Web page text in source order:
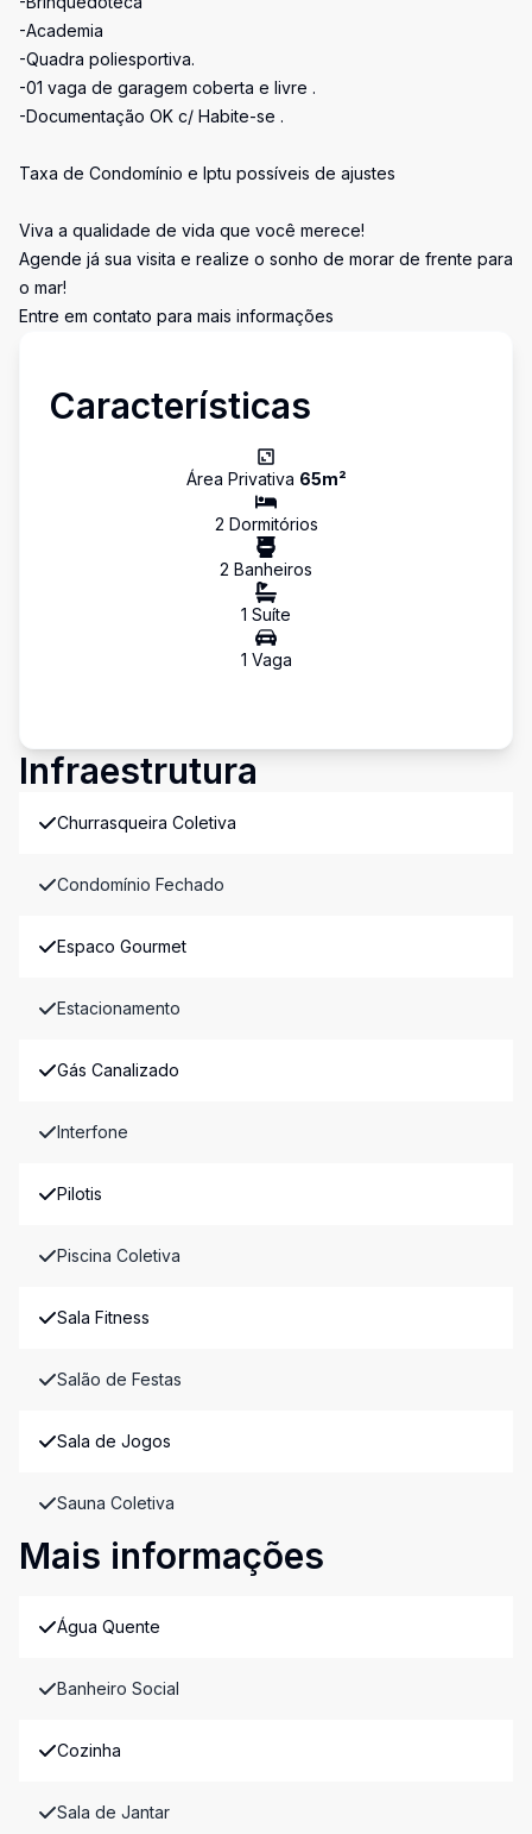
-Academia
-Quadra poliesportiva.
-01 vaga de garagem coberta e livre .
-Documentação OK c/ Habite-se .
Taxa de Condomínio e Iptu possíveis de ajustes
Viva a qualidade de vida que você merece!
Agende já sua visita e realize o sonho de morar de frente para
o mar!
Entre em contato para mais informações
Características
Área Privativa 65m²
2 Dormitórios
2 Banheiros
1 Suíte
1 Vaga
Infraestrutura
Churrasqueira Coletiva
Condomínio Fechado
Espaco Gourmet
Estacionamento
Gás Canalizado
Interfone
Pilotis
Piscina Coletiva
Sala Fitness
Salão de Festas
Sala de Jogos
Sauna Coletiva
Mais informações
Água Quente
Banheiro Social
Cozinha
Sala de Jantar